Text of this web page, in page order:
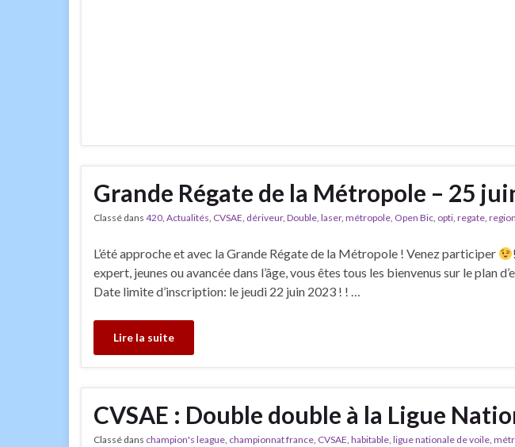
Grande Régate de la Métropole – 25
Classé dans 420, Actualités, CVSAE, dériveur, Double, laser, métropole, Open Bic, opti, regate,
L’été approche et avec la Grande Régate de la Métropole ! Venez participer
expert, jeunes ou avancée dans l’âge, vous êtes tous les bienvenus sur le plan
Date limite d’inscription: le jeudi 22 juin 2023 ! ! …
Lire la suite
CVSAE : Double double à la Ligue
Classé dans champion's league, championnat france, CVSAE, habitable, ligue nationale de voile,